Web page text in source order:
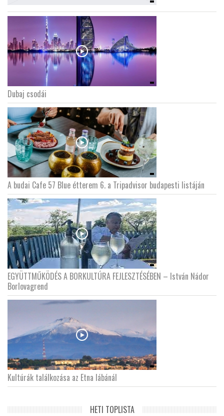
Dubaj csodái
A budai Cafe 57 Blue étterem 6. a Tripadvisor budapesti listáján
EGYÜTTMŰKÖDÉS A BORKULTÚRA FEJLESZTÉSÉBEN – István Nádor
Borlovagrend
Kultúrák találkozása az Etna lábánál
HETI TOPLISTA